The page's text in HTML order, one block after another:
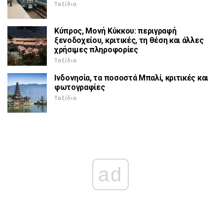
Ταξίδια
Κύπρος, Μονή Κύκκου: περιγραφή
ξενοδοχείου, κριτικές, τη θέση και άλλες
χρήσιμες πληροφορίες
Ταξίδια
Ινδονησία, τα ποσοστά Μπαλί, κριτικές και
φωτογραφίες
Ταξίδια
ad